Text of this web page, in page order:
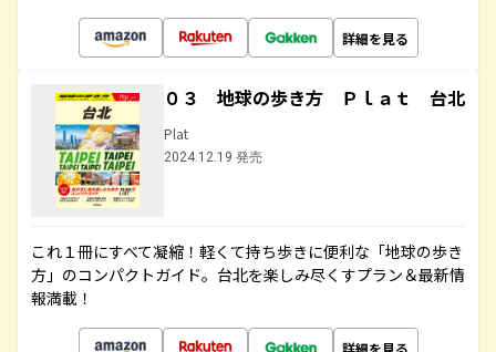
詳細を見る
０３ 地球の歩き方 Ｐｌａｔ 台北
Plat
2024.12.19 発売
これ１冊にすべて凝縮！軽くて持ち歩きに便利な「地球の歩き
方」のコンパクトガイド。台北を楽しみ尽くすプラン＆最新情
報満載！
詳細を見る